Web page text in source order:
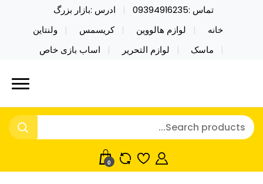
تماس :09394916235
ادرس :بازار بزرگ
خانه
لوازم هالووین کریسمس
ولنتاین
ماسک
لوازم التحریر اساب بازی خاص
نایکر توی فروش عمده لوازم هالووین
ولن تاین کادویی کریسمس اکسسوری
خرید محصولات خاص فیجت اسباب بازی تراول ماگ نایکر
توی فروش عمده لوازم هالووین ولن تاین کادویی
کریسمس اکسسوری ماسک در واردات مستقیم
0